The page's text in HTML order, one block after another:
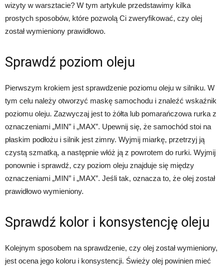
wizyty w warsztacie? W tym artykule przedstawimy kilka
prostych sposobów, które pozwolą Ci zweryfikować, czy olej
został wymieniony prawidłowo.
Sprawdź poziom oleju
Pierwszym krokiem jest sprawdzenie poziomu oleju w silniku. W
tym celu należy otworzyć maskę samochodu i znaleźć wskaźnik
poziomu oleju. Zazwyczaj jest to żółta lub pomarańczowa rurka z
oznaczeniami „MIN” i „MAX”. Upewnij się, że samochód stoi na
płaskim podłożu i silnik jest zimny. Wyjmij miarkę, przetrzyj ją
czystą szmatką, a następnie włóż ją z powrotem do rurki. Wyjmij
ponownie i sprawdź, czy poziom oleju znajduje się między
oznaczeniami „MIN” i „MAX”. Jeśli tak, oznacza to, że olej został
prawidłowo wymieniony.
Sprawdź kolor i konsystencję oleju
Kolejnym sposobem na sprawdzenie, czy olej został wymieniony,
jest ocena jego koloru i konsystencji. Świeży olej powinien mieć